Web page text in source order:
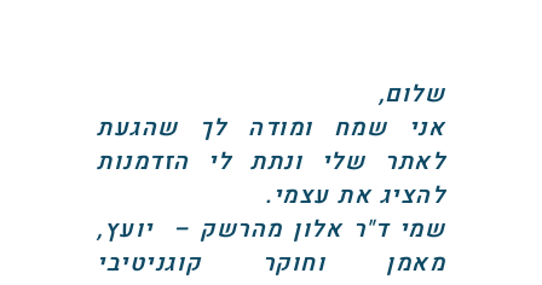
שלום,
אני שמח ומודה לך שהגעת
לאתר שלי ונתת לי הזדמנות
להציג את עצמי.
שמי ד"ר אלון מהרשק – יועץ,
מאמן וחוקר קוגניטיבי